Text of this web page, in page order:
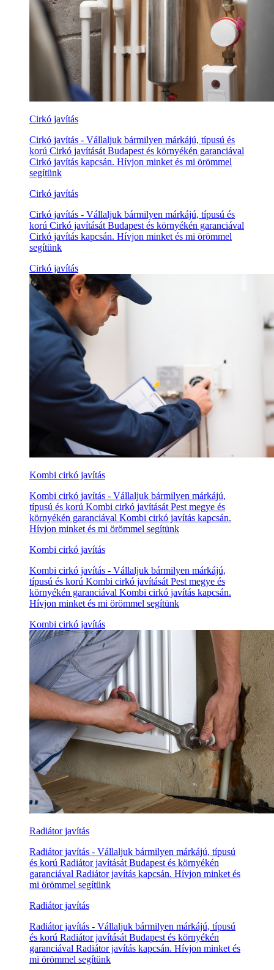
Cirkó javítás
Cirkó javítás - Vállaljuk bármilyen márkájú, típusú és
korú Cirkó javítását Budapest és környékén garanciával
Cirkó javítás kapcsán. Hívjon minket és mi örömmel
segítünk
Cirkó javítás
Cirkó javítás - Vállaljuk bármilyen márkájú, típusú és
korú Cirkó javítását Budapest és környékén garanciával
Cirkó javítás kapcsán. Hívjon minket és mi örömmel
segítünk
Cirkó javítás
Kombi cirkó javítás
Kombi cirkó javítás - Vállaljuk bármilyen márkájú,
típusú és korú Kombi cirkó javítását Pest megye és
környékén garanciával Kombi cirkó javítás kapcsán.
Hívjon minket és mi örömmel segítünk
Kombi cirkó javítás
Kombi cirkó javítás - Vállaljuk bármilyen márkájú,
típusú és korú Kombi cirkó javítását Pest megye és
környékén garanciával Kombi cirkó javítás kapcsán.
Hívjon minket és mi örömmel segítünk
Kombi cirkó javítás
Radiátor javítás
Radiátor javítás - Vállaljuk bármilyen márkájú, típusú
és korú Radiátor javítását Budapest és környékén
garanciával Radiátor javítás kapcsán. Hívjon minket és
mi örömmel segítünk
Radiátor javítás
Radiátor javítás - Vállaljuk bármilyen márkájú, típusú
és korú Radiátor javítását Budapest és környékén
garanciával Radiátor javítás kapcsán. Hívjon minket és
mi örömmel segítünk